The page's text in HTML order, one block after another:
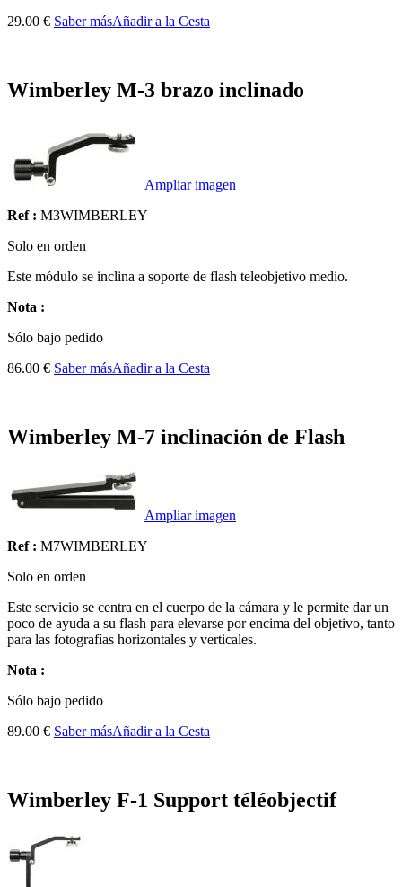
29.00 € Saber másAñadir a la Cesta
Wimberley M-3 brazo inclinado
Ampliar imagen
Ref : M3WIMBERLEY
Solo en orden
Este módulo se inclina a soporte de flash teleobjetivo medio.
Nota :
Sólo bajo pedido
86.00 € Saber másAñadir a la Cesta
Wimberley M-7 inclinación de Flash
Ampliar imagen
Ref : M7WIMBERLEY
Solo en orden
Este servicio se centra en el cuerpo de la cámara y le permite dar un
poco de ayuda a su flash para elevarse por encima del objetivo, tanto
para las fotografías horizontales y verticales.
Nota :
Sólo bajo pedido
89.00 € Saber másAñadir a la Cesta
Wimberley F-1 Support téléobjectif